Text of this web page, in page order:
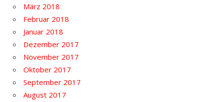
März 2018
Februar 2018
Januar 2018
Dezember 2017
November 2017
Oktober 2017
September 2017
August 2017